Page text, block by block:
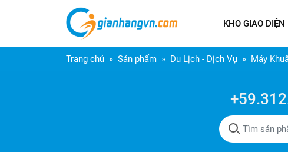
KHO GIAO DIỆN
Trang chủ Sản phẩm Du Lịch - Dịch Vụ Máy